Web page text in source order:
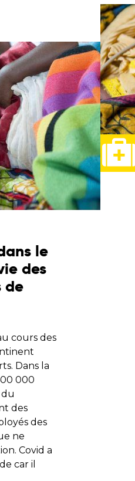
le
des
de
cours des
Dans la
000
des
des
ne
Covid a
car il